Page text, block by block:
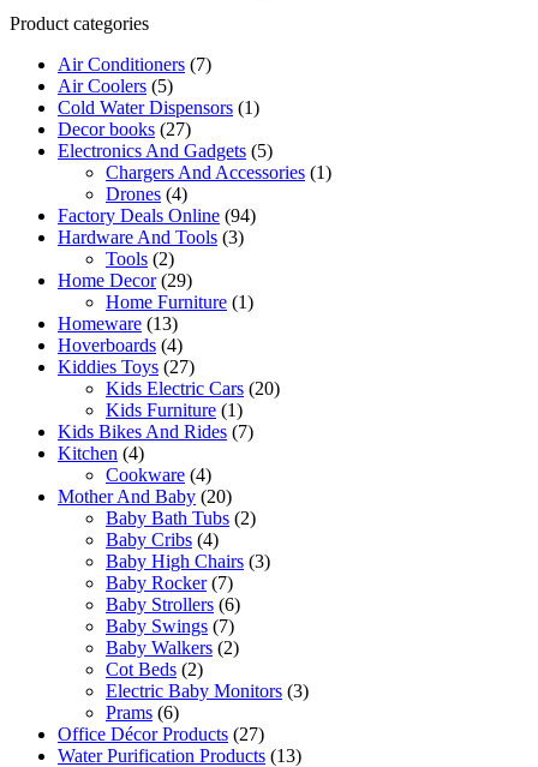
Product categories
Air Conditioners (7)
Air Coolers (5)
Cold Water Dispensors (1)
Decor books (27)
Electronics And Gadgets (5)
Chargers And Accessories (1)
Drones (4)
Factory Deals Online (94)
Hardware And Tools (3)
Tools (2)
Home Decor (29)
Home Furniture (1)
Homeware (13)
Hoverboards (4)
Kiddies Toys (27)
Kids Electric Cars (20)
Kids Furniture (1)
Kids Bikes And Rides (7)
Kitchen (4)
Cookware (4)
Mother And Baby (20)
Baby Bath Tubs (2)
Baby Cribs (4)
Baby High Chairs (3)
Baby Rocker (7)
Baby Strollers (6)
Baby Swings (7)
Baby Walkers (2)
Cot Beds (2)
Electric Baby Monitors (3)
Prams (6)
Office Décor Products (27)
Water Purification Products (13)